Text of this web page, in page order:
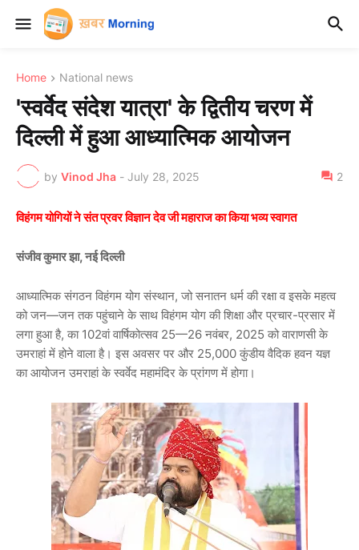
Home National news
'स्वर्वेद संदेश यात्रा' के द्वितीय चरण में
दिल्ली में हुआ आध्यात्मिक आयोजन
by Vinod Jha - July 28, 2025 2
विहंगम योगियों ने संत प्रवर विज्ञान देव जी महाराज का किया भव्य स्वागत
संजीव कुमार झा, नई दिल्ली
आध्यात्मिक संगठन विहंगम योग संस्थान, जो सनातन धर्म की रक्षा व इसके महत्व
को जन—जन तक पहुंचाने के साथ विहंगम योग की शिक्षा और प्रचार-प्रसार में
लगा हुआ है, का 102वां वार्षिकोत्सव 25—26 नवंबर, 2025 को वाराणसी के
उमराहां में होने वाला है। इस अवसर पर और 25,000 कुंडीय वैदिक हवन यज्ञ
का आयोजन उमराहां के स्वर्वेद महामंदिर के प्रांगण में होगा।